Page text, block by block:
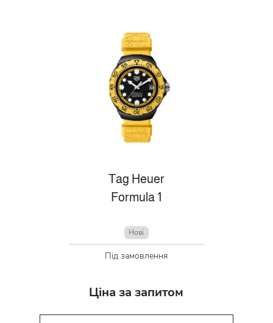
Tag Heuer
Formula 1
Нові
Під замовлення
Ціна за запитом